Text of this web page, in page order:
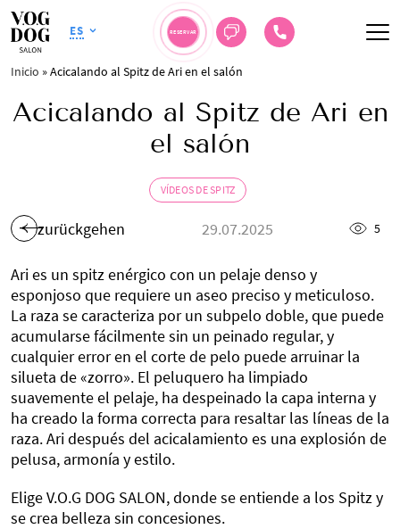
ES RESERVAR
Inicio »Acicalando al Spitz de Ari en el salón
Acicalando al Spitz de Ari en
el salón
VÍDEOS DE SPITZ
zurückgehen 29.07.2025 5
Ari es un spitz enérgico con un pelaje denso y
esponjoso que requiere un aseo preciso y meticuloso.
La raza se caracteriza por un subpelo doble, que puede
acumularse fácilmente sin un peinado regular, y
cualquier error en el corte de pelo puede arruinar la
silueta de «zorro». El peluquero ha limpiado
suavemente el pelaje, ha despeinado la capa interna y
ha creado la forma correcta para resaltar las líneas de la
raza. Ari después del acicalamiento es una explosión de
pelusa, armonía y estilo.
Elige V.O.G DOG SALON, donde se entiende a los Spitz y
se crea belleza sin concesiones.